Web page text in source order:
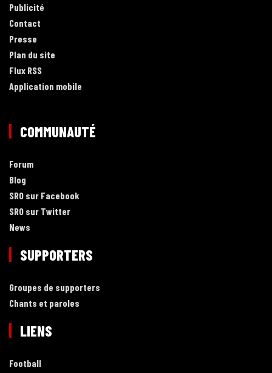
Publicité
Contact
Presse
Plan du site
Flux RSS
Application mobile
COMMUNAUTÉ
Forum
Blog
SRO sur Facebook
SRO sur Twitter
News
SUPPORTERS
Groupes de supporters
Chants et paroles
LIENS
Football